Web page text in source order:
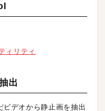
ィリティ
出
ビデオから静止画を抽出